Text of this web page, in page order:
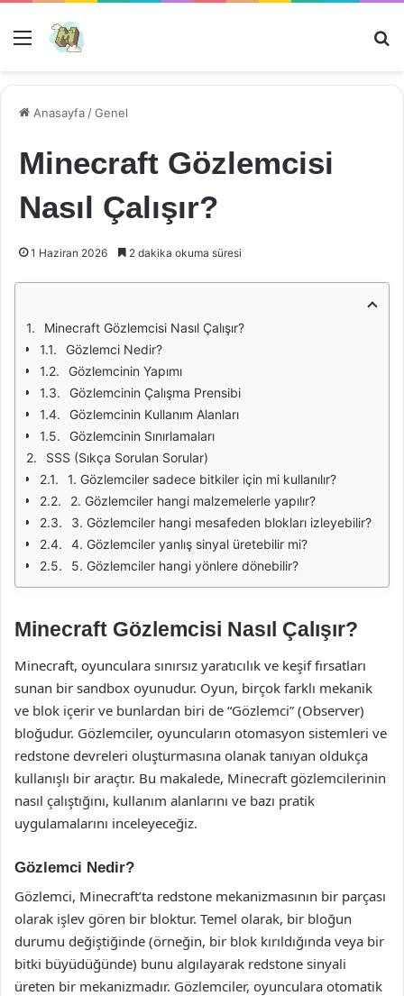
Menü
Anasayfa /Genel
Minecraft Gözlemcisi
Nasıl Çalışır?
1 Haziran 2026 2 dakika okuma süresi
Minecraft Gözlemcisi Nasıl Çalışır?
Gözlemci Nedir?
Gözlemcinin Yapımı
Gözlemcinin Çalışma Prensibi
Gözlemcinin Kullanım Alanları
Gözlemcinin Sınırlamaları
SSS (Sıkça Sorulan Sorular)
1. Gözlemciler sadece bitkiler için mi kullanılır?
2. Gözlemciler hangi malzemelerle yapılır?
3. Gözlemciler hangi mesafeden blokları izleyebilir?
4. Gözlemciler yanlış sinyal üretebilir mi?
5. Gözlemciler hangi yönlere dönebilir?
Minecraft Gözlemcisi Nasıl Çalışır?
Minecraft, oyunculara sınırsız yaratıcılık ve keşif fırsatları
sunan bir sandbox oyunudur. Oyun, birçok farklı mekanik
ve blok içerir ve bunlardan biri de “Gözlemci” (Observer)
bloğudur. Gözlemciler, oyuncuların otomasyon sistemleri ve
redstone devreleri oluşturmasına olanak tanıyan oldukça
kullanışlı bir araçtır. Bu makalede, Minecraft gözlemcilerinin
nasıl çalıştığını, kullanım alanlarını ve bazı pratik
uygulamalarını inceleyeceğiz.
Gözlemci Nedir?
Gözlemci, Minecraft’ta redstone mekanizmasının bir parçası
olarak işlev gören bir bloktur. Temel olarak, bir bloğun
durumu değiştiğinde (örneğin, bir blok kırıldığında veya bir
bitki büyüdüğünde) bunu algılayarak redstone sinyali
üreten bir mekanizmadır. Gözlemciler, oyunculara otomatik